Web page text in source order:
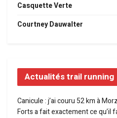
Casquette Verte
Courtney Dauwalter
Actualités trail running
Canicule : j’ai couru 52 km à
Forts a fait exactement ce qu’il